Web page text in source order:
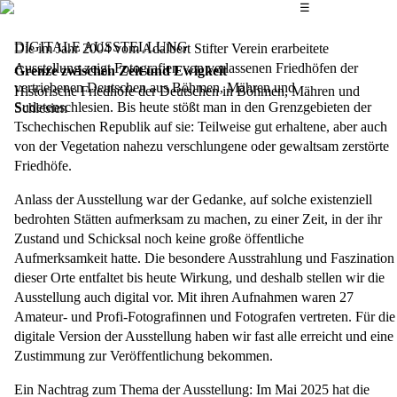
Das
☰
DIGITALE AUSSTELLUNG
Grenze zwischen Zeit und Ewigkeit
Historische Friedhöfe der Deutschen in Böhmen, Mähren und
Schlesien
Die im Jahr 2004 vom Adalbert Stifter Verein erarbeitete
Ausstellung zeigt Fotografien von verlassenen Friedhöfen der
vertriebenen Deutschen aus Böhmen, Mähren und
Sudetenschlesien. Bis heute stößt man in den Grenzgebieten der
Tschechischen Republik auf sie: Teilweise gut erhaltene, aber auch
von der Vegetation nahezu verschlungene oder gewaltsam zerstörte
Friedhöfe.
Anlass der Ausstellung war der Gedanke, auf solche existenziell
bedrohten Stätten aufmerksam zu machen, zu einer Zeit, in der ihr
Zustand und Schicksal noch keine große öffentliche
Aufmerksamkeit hatte. Die besondere Ausstrahlung und Faszination
dieser Orte entfaltet bis heute Wirkung, und deshalb stellen wir die
Ausstellung auch digital vor. Mit ihren Aufnahmen waren 27
Amateur- und Profi-Fotografinnen und Fotografen vertreten. Für die
digitale Version der Ausstellung haben wir fast alle erreicht und eine
Zustimmung zur Veröffentlichung bekommen.
Ein Nachtrag zum Thema der Ausstellung: Im Mai 2025 hat die